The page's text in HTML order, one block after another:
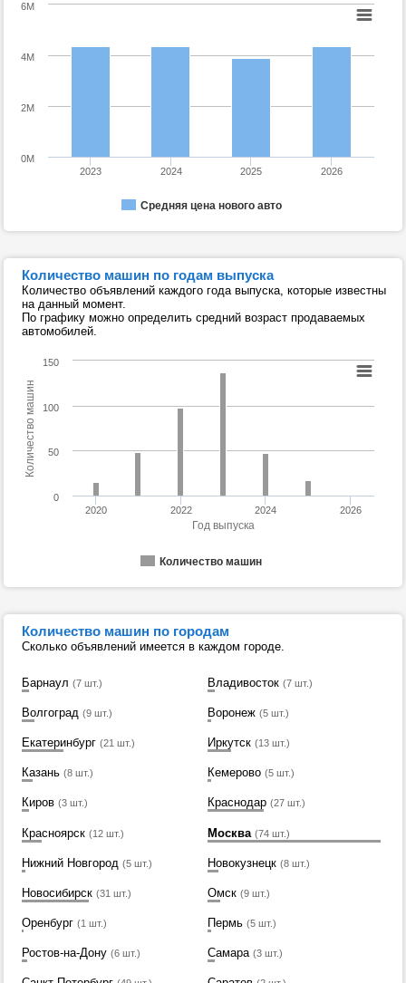
Средняя цена нового авто
2023 2024 2025 2026
0M
2M
4M
6M
Количество машин по годам выпуска
Количество объявлений каждого года выпуска, которые известны
на данный момент.
По графику можно определить средний возраст продаваемых
автомобилей.
Год выпуска
Количество машин
Количество машин
2020 2022 2024 2026
0
50
100
150
Количество машин по городам
Сколько объявлений имеется в каждом городе.
Барнаул (7 шт.) Владивосток (7 шт.)
Волгоград (9 шт.) Воронеж (5 шт.)
Екатеринбург (21 шт.) Иркутск (13 шт.)
Казань (8 шт.) Кемерово (5 шт.)
Киров (3 шт.) Краснодар (27 шт.)
Красноярск (12 шт.) Москва (74 шт.)
Нижний Новгород (5 шт.) Новокузнецк (8 шт.)
Новосибирск (31 шт.) Омск (9 шт.)
Оренбург (1 шт.) Пермь (5 шт.)
Ростов-на-Дону (6 шт.) Самара (3 шт.)